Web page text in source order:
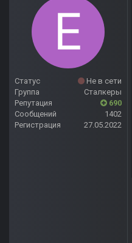
Статус
Не в сети
Группа
Сталкеры
Репутация
690
Сообщений
1402
Регистрация
27.05.2022